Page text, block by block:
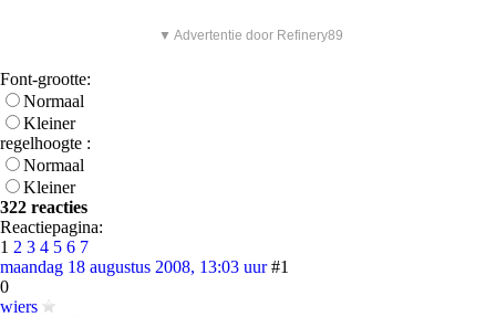
▼ Advertentie door Refinery89
Font-grootte:
Normaal
Kleiner
regelhoogte :
Normaal
Kleiner
322 reacties
Reactiepagina:
1 2 3 4 5 6 7
maandag 18 augustus 2008, 13:03 uur #1
0
wiers